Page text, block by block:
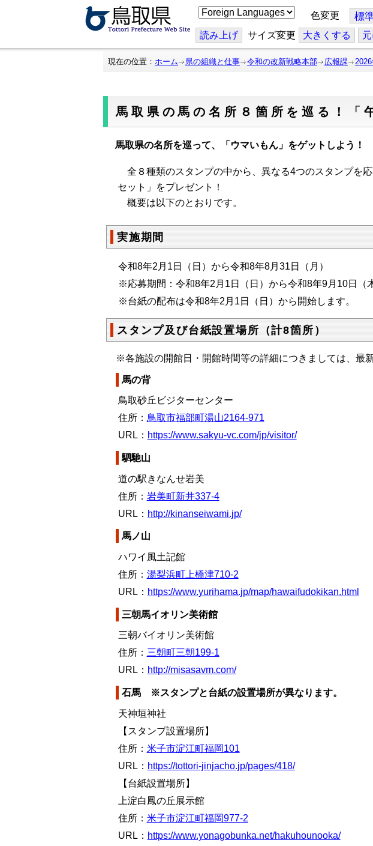
こ
の
ジ
を
翻
色変更 標
読み上げ サイズ変更 大きくする 元
現在の位置： ホーム 県の組織と仕事 令和の改新戦略本部 広報課
馬取県の馬の名所８箇所を巡る！「
馬取県の名所を巡って、「ウマいもん」をゲットしよう！
全８種類のスタンプの中から、異なる4つのスタンプを
セット」をプレゼント！
概要は以下のとおりです。
実施期間
令和8年2月1日（日）から令和8年8月31日（月）
※応募期間：令和8年2月1日（日）から令和8年9月10日（
※台紙の配布は令和8年2月1日（日）から開始します。
スタンプ及び台紙設置場所（計8箇所）
※各施設の開館日・開館時間等の詳細につきましては、最
馬の背
鳥取砂丘ビジターセンター
住所： 鳥取市福部町湯山2164-971
URL： https://www.sakyu-vc.com/jp/visitor/
駟馳山
道の駅きなんせ岩美
住所： 岩美町新井337-4
URL： http://kinanseiwami.jp/
馬ノ山
ハワイ風土記館
住所： 湯梨浜町上橋津710-2
URL： https://www.yurihama.jp/map/hawaifudokikan.html
三朝馬イオリン美術館
三朝バイオリン美術館
住所： 三朝町三朝199-1
URL： http://misasavm.com/
石馬 ※スタンプと台紙の設置場所が異なります。
天神垣神社
【スタンプ設置場所】
住所： 米子市淀江町福岡101
URL： https://tottori-jinjacho.jp/pages/418/
【台紙設置場所】
上淀白鳳の丘展示館
住所： 米子市淀江町福岡977-2
URL： https://www.yonagobunka.net/hakuhounooka/